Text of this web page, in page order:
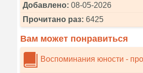
Добавлено: 08-05-2026
Прочитано раз: 6425
Вам может понравиться
Воспоминания юности -